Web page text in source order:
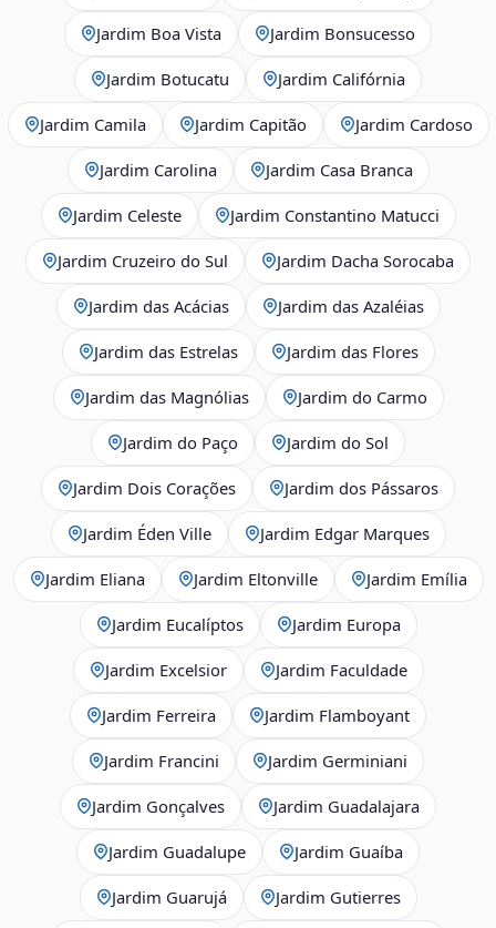
Jardim Boa Vista Jardim Bonsucesso
Jardim Botucatu Jardim Califórnia
Jardim Camila Jardim Capitão Jardim Cardoso
Jardim Carolina Jardim Casa Branca
Jardim Celeste Jardim Constantino Matucci
Jardim Cruzeiro do Sul Jardim Dacha Sorocaba
Jardim das Acácias Jardim das Azaléias
Jardim das Estrelas Jardim das Flores
Jardim das Magnólias Jardim do Carmo
Jardim do Paço Jardim do Sol
Jardim Dois Corações Jardim dos Pássaros
Jardim Éden Ville Jardim Edgar Marques
Jardim Eliana Jardim Eltonville Jardim Emília
Jardim Eucalíptos Jardim Europa
Jardim Excelsior Jardim Faculdade
Jardim Ferreira Jardim Flamboyant
Jardim Francini Jardim Germiniani
Jardim Gonçalves Jardim Guadalajara
Jardim Guadalupe Jardim Guaíba
Jardim Guarujá Jardim Gutierres